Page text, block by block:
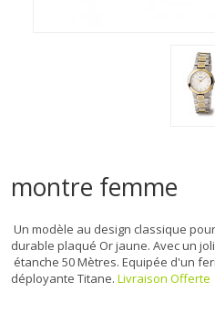
montre femme
Un modèle au design classique
durable plaqué Or jaune. Avec un
étanche 50 Mètres. Equipée d'un
déployante Titane. Livraison Offerte